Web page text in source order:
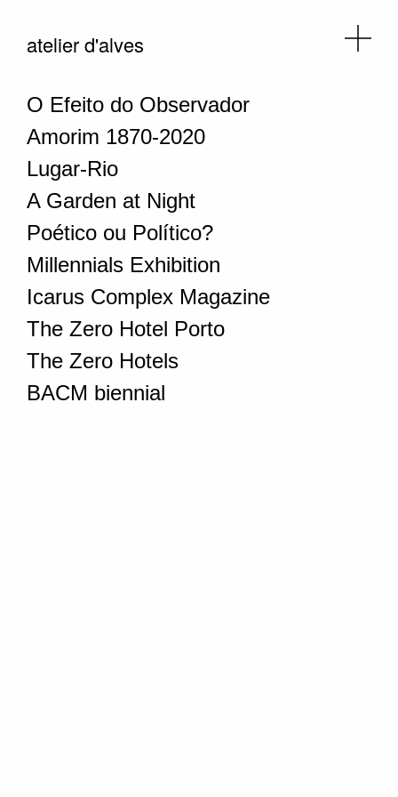
atelier d'alves
O Efeito do Observador
Amorim 1870-2020
Lugar-Rio
A Garden at Night
Poético ou Político?
Millennials Exhibition
Icarus Complex Magazine
The Zero Hotel Porto
The Zero Hotels
BACM biennial